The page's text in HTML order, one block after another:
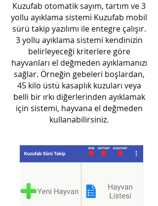
Kuzufab otomatik sayım, tartım ve 3
yollu ayıklama sistemi Kuzufab mobil
sürü takip yazılımı ile entegre çalışır.
3 yollu ayıklama sistemi kendinizin
belirleyeceği kriterlere göre
hayvanları el değmeden ayıklamanızı
sağlar. Örneğin gebeleri boşlardan,
45 kilo üstü kasaplık kuzuları veya
belli bir ırkı diğerlerinden ayıklamak
için sistemi, hayvana el değmeden
kullanabilirsiniz.